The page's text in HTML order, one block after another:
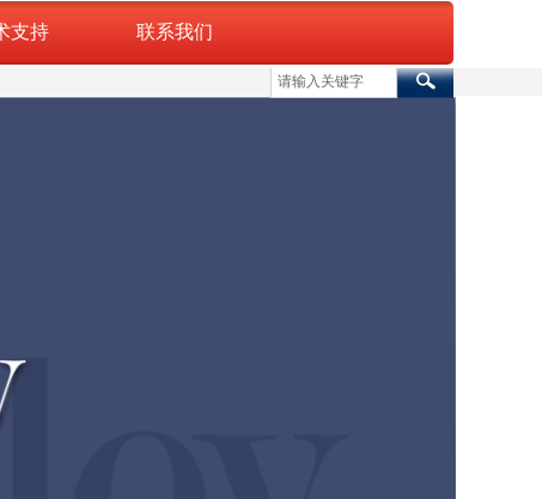
支持
联系我们